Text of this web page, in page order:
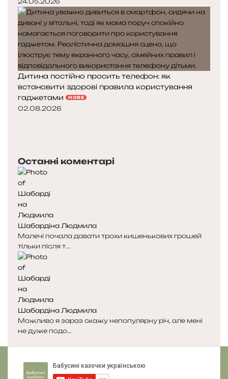
Дитина постійно просить телефон: як
встановити здорові правила користування
гаджетами
НОВЕ
02.08.2026
р
е
д
н
я
с
т
о
р
і
н
к
а
т
у
п
н
а
с
т
о
р
і
н
к
а
Останні коментарі
Шабардіна Людмила
Малечі почала давати трохи кишенькових грошей
тільки після т...
Шабардіна Людмила
Можливо я зараз скажу непопулярну річ, але мені
не дуже подо...